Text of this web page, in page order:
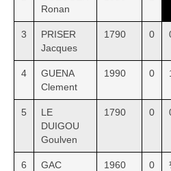
Ronan
3
PRISER
Jacques
1790 0
4
GUENA
Clement
1990 0
5
LE
DUIGOU
Goulven
1790 0
6
GAC
1960 0